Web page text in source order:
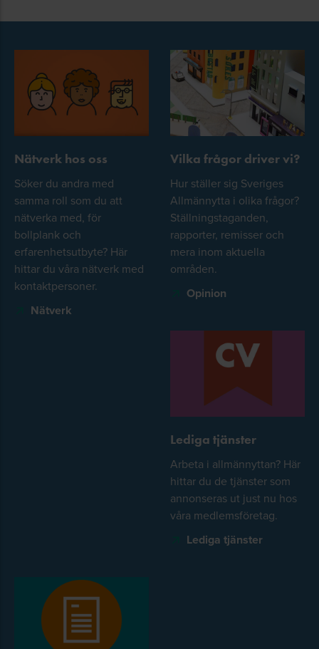
Nätverk hos oss
Söker du andra med
samma roll som du att
nätverka med, för
bollplank och
erfarenhetsutbyte? Här
hittar du våra nätverk med
kontaktpersoner.
Nätverk
Vilka frågor driver vi?
Hur ställer sig Sveriges
Allmännytta i olika frågor?
Ställningstaganden,
rapporter, remisser och
mera inom aktuella
områden.
Opinion
Lediga tjänster
Arbeta i allmännyttan? Här
hittar du de tjänster som
annonseras ut just nu hos
våra medlemsföretag.
Lediga tjänster